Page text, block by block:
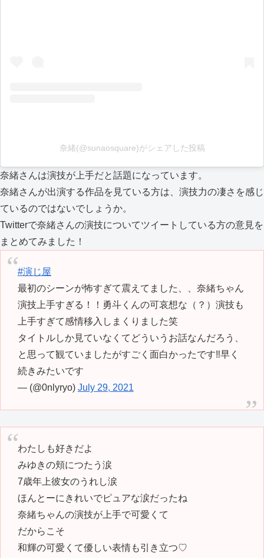
奈緒(@sunaosquare)がシェアした投稿
奈緒さんは演技が上手だと話題になっています。
奈緒さんが出演する作品を見ている方は、演技力の凄さを感じ
ているのではないでしょうか。
Twitterで奈緒さんの演技についてツイートしている方の意見を
まとめてみました！
#演じ屋
最初のシーンが怖すぎて震えてました、、奈緒ちゃん
演技上手すぎる！！勇斗くんの可哀想な（？）演技も
上手すぎて感情移入しまくりました笑
タイトルしか見ていなくてどういうお話なんだろう、
と思って観ていましたがすごく面白かったです‼️早く
続きみたいです
— (@0nlyryo) July 29, 2021
わたしも好きだよ
みゆきの頬につたう涙
7歳年上彼女のうれし涙
ほんとーにきれいでピュアな涙だったね
奈緒ちゃんの演技が上手で可愛くて
だからこそ
和輝の可愛くて優しい表情も引き立つ♡